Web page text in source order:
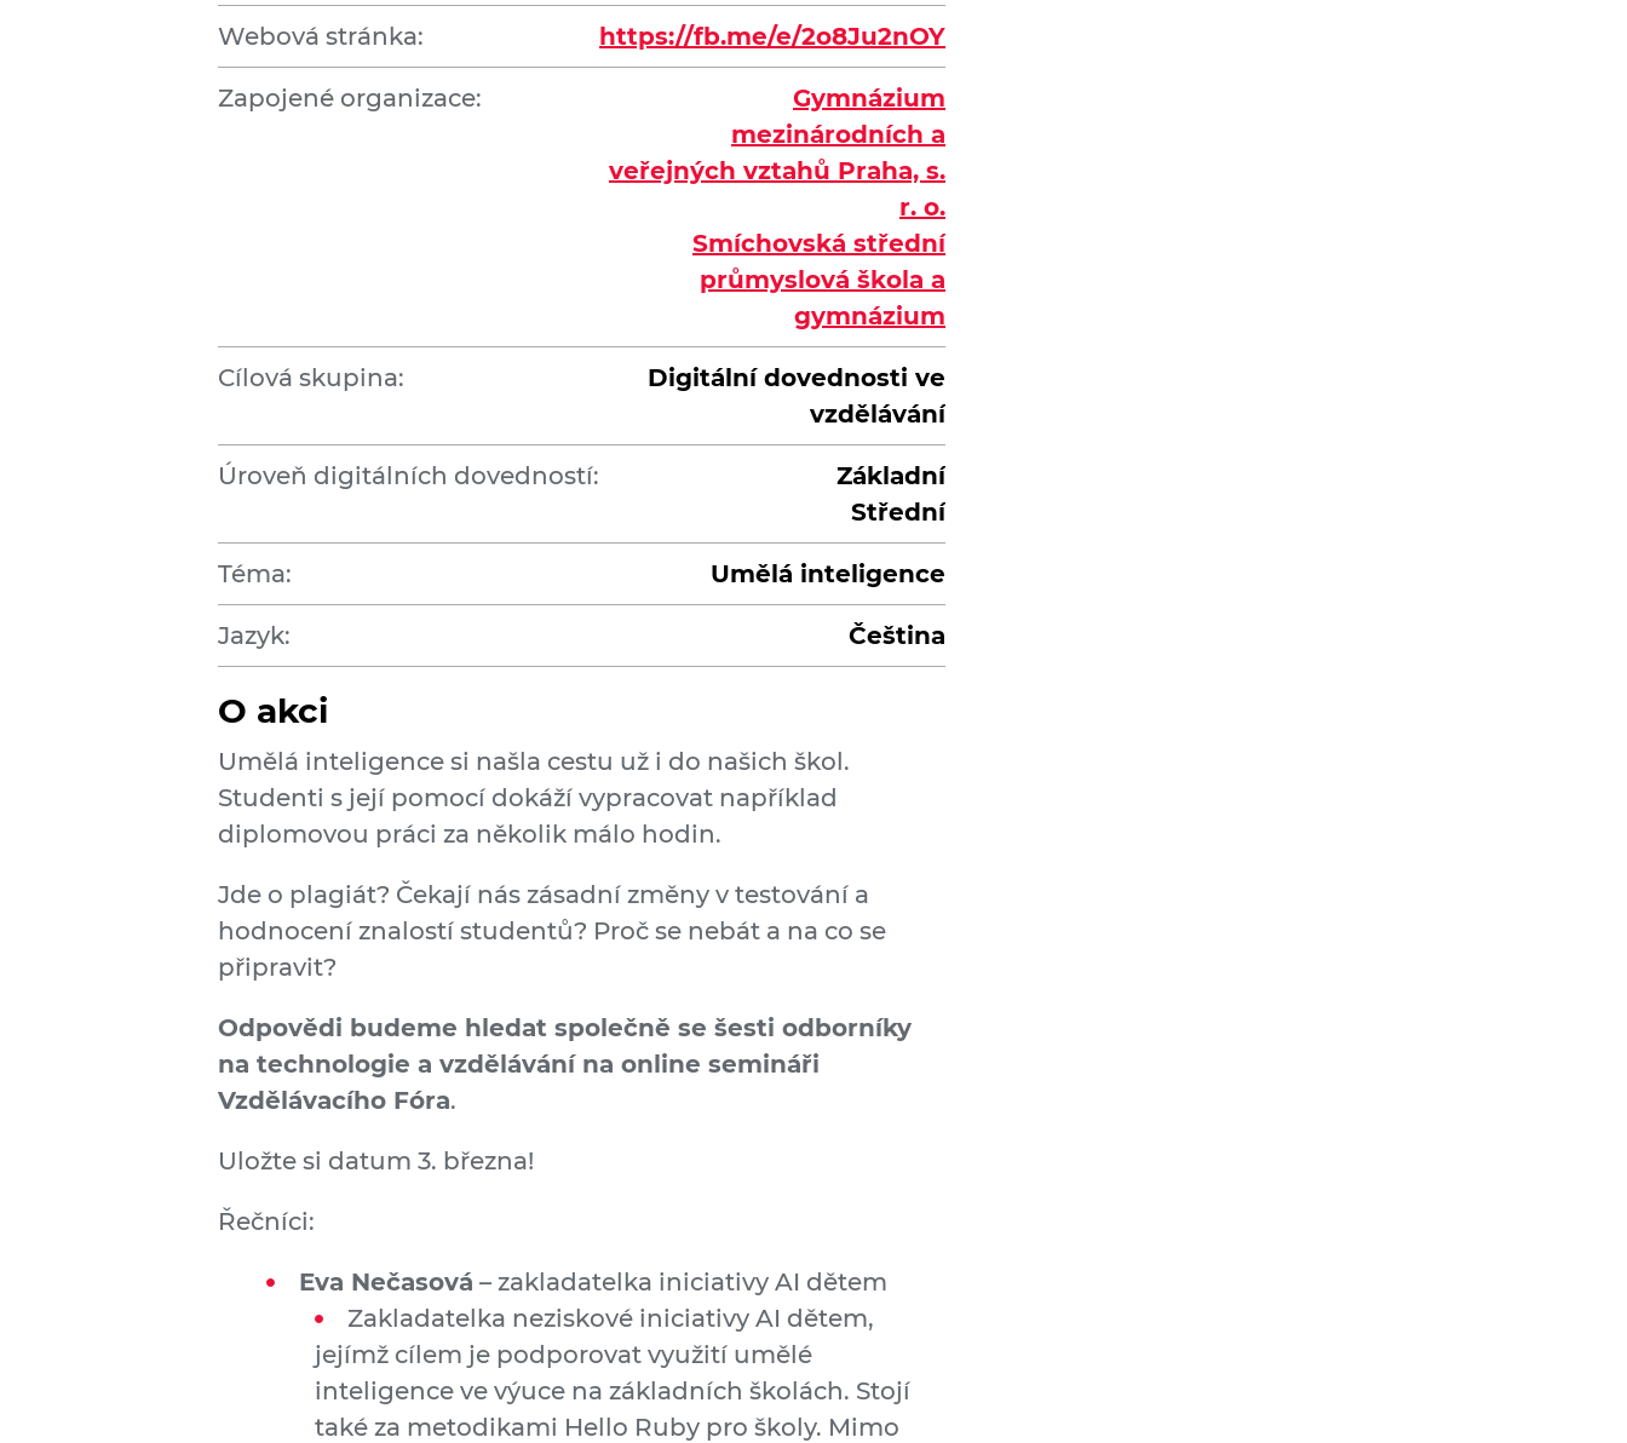
Webová stránka: https://fb.me/e/2o8Ju2nOY
Zapojené organizace:
Gymnázium
mezinárodních a
veřejných vztahů Praha, s.
r. o.
Smíchovská střední
průmyslová škola a
gymnázium
Cílová skupina:
Digitální dovednosti ve
vzdělávání
Úroveň digitálních dovedností:
Základní
Střední
Téma: Umělá inteligence
Jazyk: Čeština
O akci
Umělá inteligence si našla cestu už i do našich škol.
Studenti s její pomocí dokáží vypracovat například
diplomovou práci za několik málo hodin.
Jde o plagiát? Čekají nás zásadní změny v testování a
hodnocení znalostí studentů? Proč se nebát a na co se
připravit?
Odpovědi budeme hledat společně se šesti odborníky
na technologie a vzdělávání na online semináři
Vzdělávacího Fóra.
Uložte si datum 3. března!
Řečníci:
Eva Nečasová – zakladatelka iniciativy AI dětem
Zakladatelka neziskové iniciativy AI dětem,
jejímž cílem je podporovat využití umělé
inteligence ve výuce na základních školách. Stojí
také za metodikami Hello Ruby pro školy. Mimo